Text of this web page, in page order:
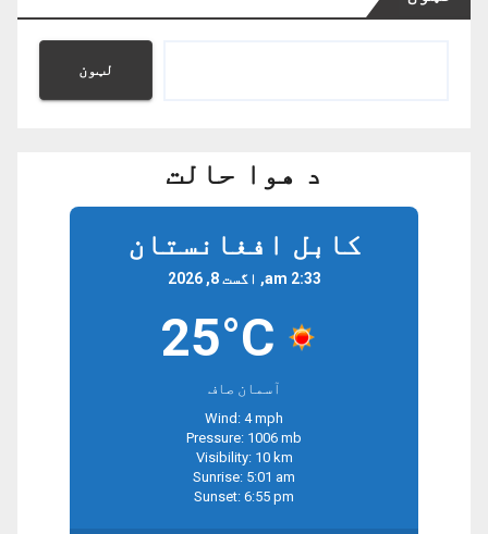
لټون
د هوا حالت
کابل افغانستان
2:33 am, اگست 8, 2026
25°C
آسمان صاف
Wind: 4 mph
Pressure: 1006 mb
Visibility: 10 km
Sunrise: 5:01 am
Sunset: 6:55 pm